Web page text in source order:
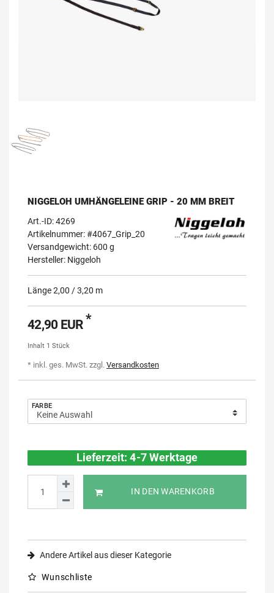
NIGGELOH UMHÄNGELEINE GRIP - 20 MM BREIT
Art.-ID:4269
Artikelnummer: #4067_Grip_20
Versandgewicht: 600 g
Hersteller: Niggeloh
Länge 2,00 / 3,20 m
42,90 EUR*
Inhalt 1 Stück
* inkl. ges. MwSt. zzgl. Versandkosten
FARBE
Lieferzeit: 4-7 Werktage
IN DEN WARENKORB
Andere Artikel aus dieser Kategorie
Wunschliste